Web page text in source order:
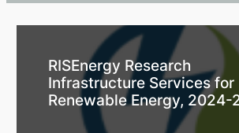
RISEnergy Research
Infrastructure Services for
Renewable Energy, 2024-